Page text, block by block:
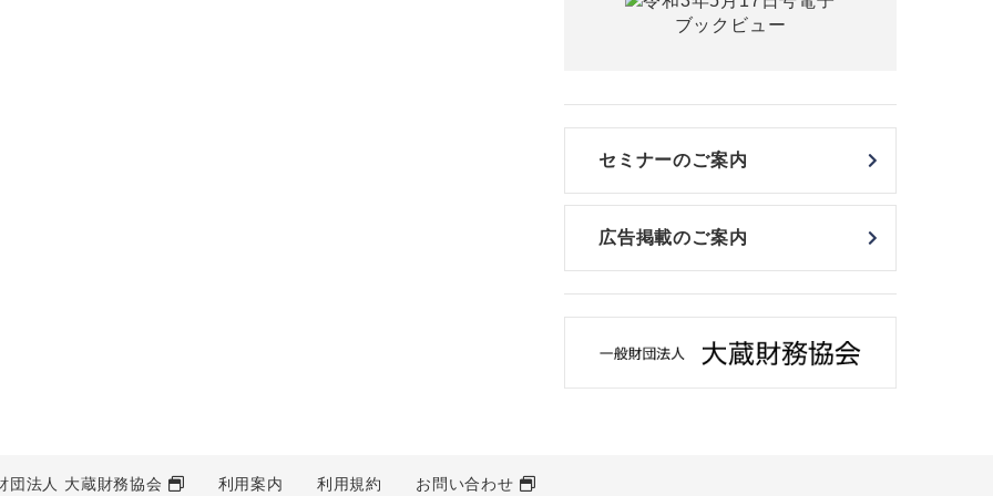
セミナーのご案内
広告掲載のご案内
団法人 大蔵財務協会 利用案内 利用規約 お問い合わせ